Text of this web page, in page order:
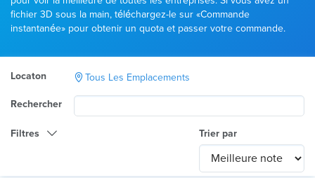
fichier 3D sous la main, téléchargez-le sur «Commande
instantanée» pour obtenir un quota et passer votre commande.
Locaton Tous Les Emplacements
Rechercher
Filtres Trier par